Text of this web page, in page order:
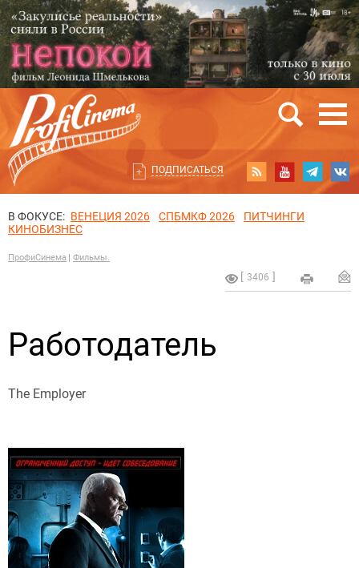
ПОДПИСАТЬСЯ
В ФОКУСЕ: ВЕНЕЦИЯ 2026 СПБМКФ 2026
ПИТЧИНГИ
КИНОБИЗНЕС
ПрофиСинема Фильмы.
3406
Работодатель
The Employer